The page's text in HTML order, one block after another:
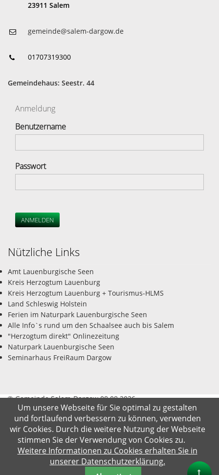
23911 Salem
gemeinde@salem-dargow.de
01707319300
Gemeindehaus: Seestr. 44
Anmeldung
Benutzername
Passwort
ANMELDEN
Nützliche Links
Amt Lauenburgische Seen
Kreis Herzogtum Lauenburg
Kreis Herzogtum Lauenburg + Tourismus-HLMS
Land Schleswig Holstein
Ferien im Naturpark Lauenburgische Seen
Alle Info`s rund um den Schaalsee auch bis Salem
"Herzogtum direkt" Onlinezeitung
Naturpark Lauenburgische Seen
Seminarhaus FreiRaum Dargow
© Gemeinde Salem-Dargow 08.08.2026
Impressum Datenschutz Kontakt Suche
Um unsere Webseite für Sie optimal zu gestalten
und fortlaufend verbessern zu können, verwenden
wir Cookies. Durch die weitere Nutzung der Webseite
stimmen Sie der Verwendung von Cookies zu.
Weitere Informationen zu Cookies erhalten Sie in
unserer Datenschutzerklärung.